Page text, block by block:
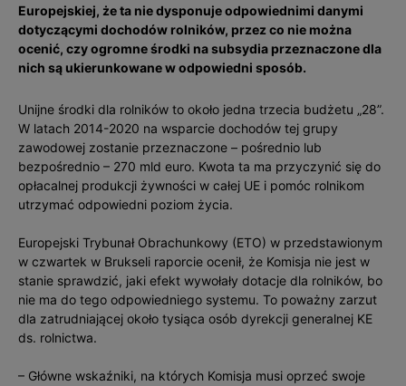
Europejskiej, że ta nie dysponuje odpowiednimi danymi
dotyczącymi dochodów rolników, przez co nie można
ocenić, czy ogromne środki na subsydia przeznaczone dla
nich są ukierunkowane w odpowiedni sposób.
Unijne środki dla rolników to około jedna trzecia budżetu „28”.
W latach 2014-2020 na wsparcie dochodów tej grupy
zawodowej zostanie przeznaczone – pośrednio lub
bezpośrednio – 270 mld euro. Kwota ta ma przyczynić się do
opłacalnej produkcji żywności w całej UE i pomóc rolnikom
utrzymać odpowiedni poziom życia.
Europejski Trybunał Obrachunkowy (ETO) w przedstawionym
w czwartek w Brukseli raporcie ocenił, że Komisja nie jest w
stanie sprawdzić, jaki efekt wywołały dotacje dla rolników, bo
nie ma do tego odpowiedniego systemu. To poważny zarzut
dla zatrudniającej około tysiąca osób dyrekcji generalnej KE
ds. rolnictwa.
– Główne wskaźniki, na których Komisja musi oprzeć swoje